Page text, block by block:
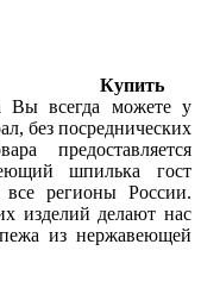
Купить
Вы всегда можете у
без посреднических
предоставляется
шпилька гост
все регионы России.
изделий делают нас
из нержавеющей